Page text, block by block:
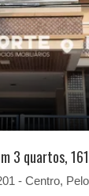
3 quartos,
- Centro,